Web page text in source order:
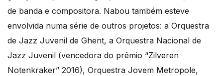
de banda e compositora. Nabou também esteve
envolvida numa série de outros projetos: a Orquestra
de Jazz Juvenil de Ghent, a Orquestra Nacional de
Jazz Juvenil (vencedora do prêmio “Zilveren
Notenkraker” 2016), Orquestra Jovem Metropole,